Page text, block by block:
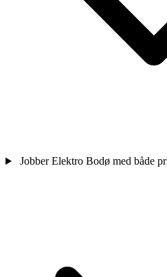
Jobber Elektro Bodø med både